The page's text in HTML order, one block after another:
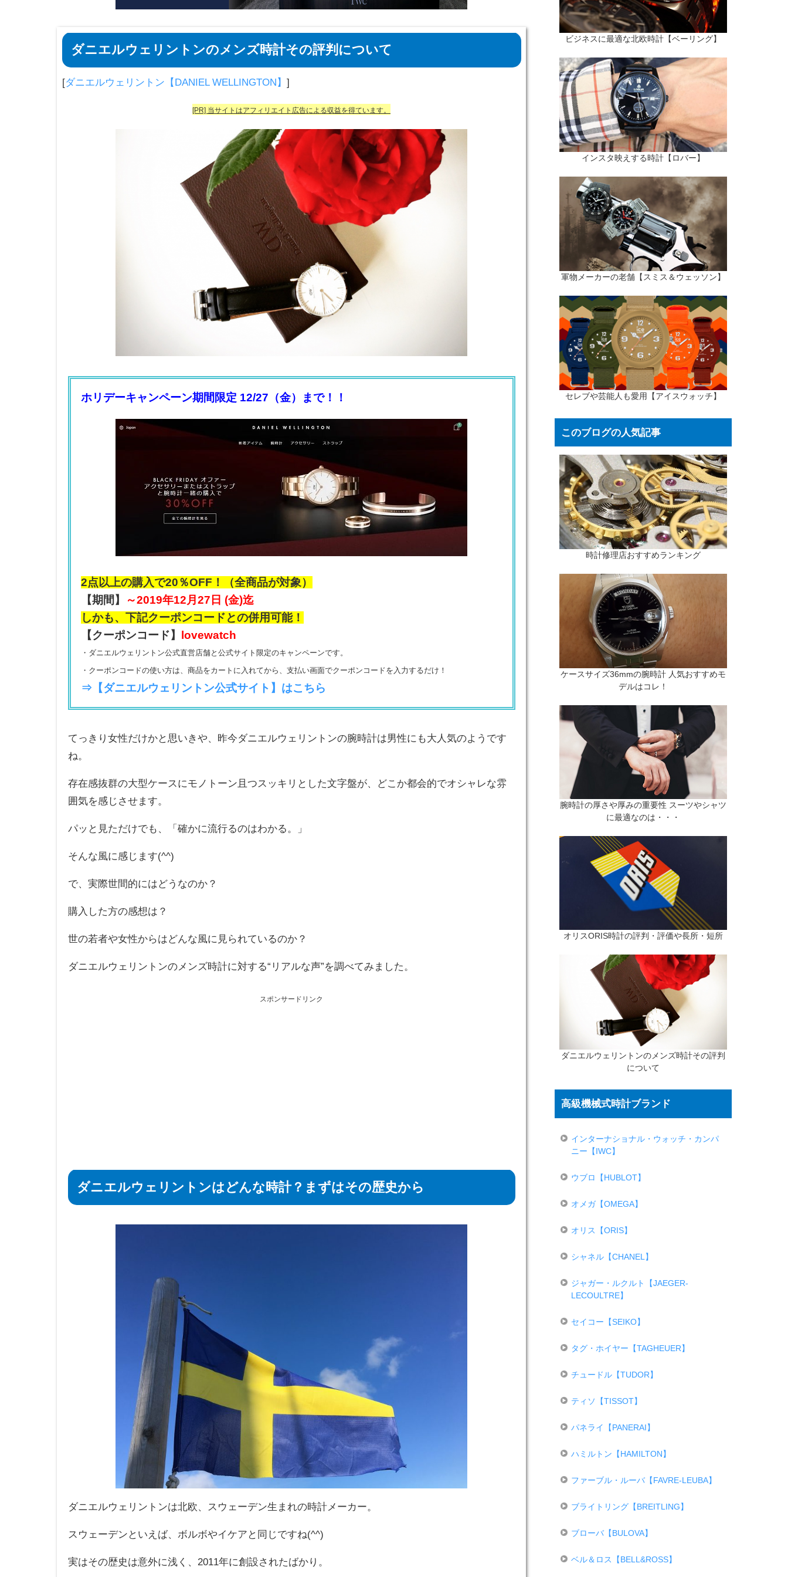
ダニエルウェリントンのメンズ時計その評判について
[ダニエルウェリントン【DANIEL WELLINGTON】 ]
[PR] 当サイトはアフィリエイト広告による収益を得ています。
ホリデーキャンペーン期間限定 12/27（金）まで！！
2点以上の購入で20％OFF！（全商品が対象）
【期間】
～2019年12月27日 (金)迄
しかも、下記クーポンコードとの併用可能！
【クーポンコード】
lovewatch
・ダニエルウェリントン公式直営店舗と公式サイト限定のキャンペーンです。
・クーポンコードの使い方は、商品をカートに入れてから、支払い画面でクーポンコードを入力するだけ！
⇒【ダニエルウェリントン公式サイト】はこちら
てっきり女性だけかと思いきや、昨今ダニエルウェリントンの腕時計は男性にも大人気のようです
ね。
存在感抜群の大型ケースにモノトーン且つスッキリとした文字盤が、どこか都会的でオシャレな雰
囲気を感じさせます。
パッと見ただけでも、「確かに流行るのはわかる。」
そんな風に感じます(^^)
で、実際世間的にはどうなのか？
購入した方の感想は？
世の若者や女性からはどんな風に見られているのか？
ダニエルウェリントンのメンズ時計に対する“リアルな声”を調べてみました。
スポンサードリンク
ダニエルウェリントンはどんな時計？まずはその歴史から
ダニエルウェリントンは北欧、スウェーデン生まれの時計メーカー。
スウェーデンといえば、ボルボやイケアと同じですね(^^)
実はその歴史は意外に浅く、2011年に創設されたばかり。
ビジネスに最適な北欧時計【ベーリング】
インスタ映えする時計【ロバー】
軍物メーカーの老舗【スミス＆ウェッソン】
セレブや芸能人も愛用【アイスウォッチ】
このブログの人気記事
時計修理店おすすめランキング
ケースサイズ36mmの腕時計 人気おすすめモ
デルはコレ！
腕時計の厚さや厚みの重要性 スーツやシャツ
に最適なのは・・・
オリスORIS時計の評判・評価や長所・短所
ダニエルウェリントンのメンズ時計その評判
について
高級機械式時計ブランド
インターナショナル・ウォッチ・カンパ
ニー【IWC】
ウブロ【HUBLOT】
オメガ【OMEGA】
オリス【ORIS】
シャネル【CHANEL】
ジャガー・ルクルト【JAEGER-
LECOULTRE】
セイコー【SEIKO】
タグ・ホイヤー【TAGHEUER】
チュードル【TUDOR】
ティソ【TISSOT】
パネライ【PANERAI】
ハミルトン【HAMILTON】
ファーブル・ルーバ【FAVRE-LEUBA】
ブライトリング【BREITLING】
ブローバ【BULOVA】
ベル＆ロス【BELL&ROSS】